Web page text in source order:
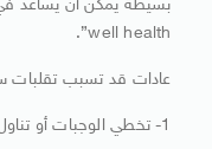
well health”.
عادات قد تسبب تقلبات
1- تخطي الوجبات أو تناول الطعام في أوقات غير منتظمة